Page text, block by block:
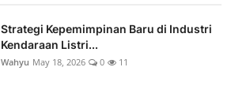
Strategi Kepemimpinan Baru di Industri
Kendaraan Listri...
Wahyu May 18, 2026 0 11